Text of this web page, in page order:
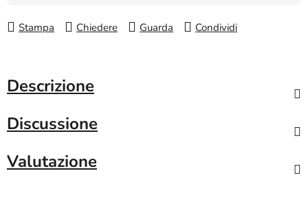
Stampa Chiedere Guarda Condividi
Descrizione
Discussione
Valutazione